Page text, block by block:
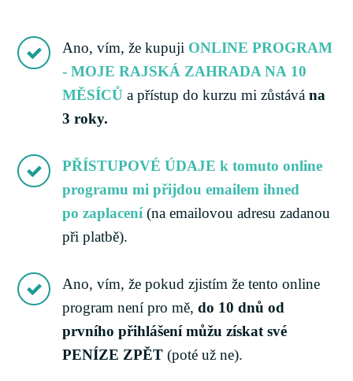
Ano, vím, že kupuji ONLINE PROGRAM
- MOJE RAJSKÁ ZAHRADA NA 10
MĚSÍCŮa přístup do kurzu mi zůstávána
3 roky.
PŘÍSTUPOVÉ ÚDAJE k tomuto online
programu mi přijdou emailem ihned
po zaplacení(na emailovou adresu zadanou
při platbě).
Ano, vím, že pokud zjistím že tento online
program není pro mě,do 10 dnů od
prvního přihlášení můžu získat své
PENÍZE ZPĚT (poté už ne).